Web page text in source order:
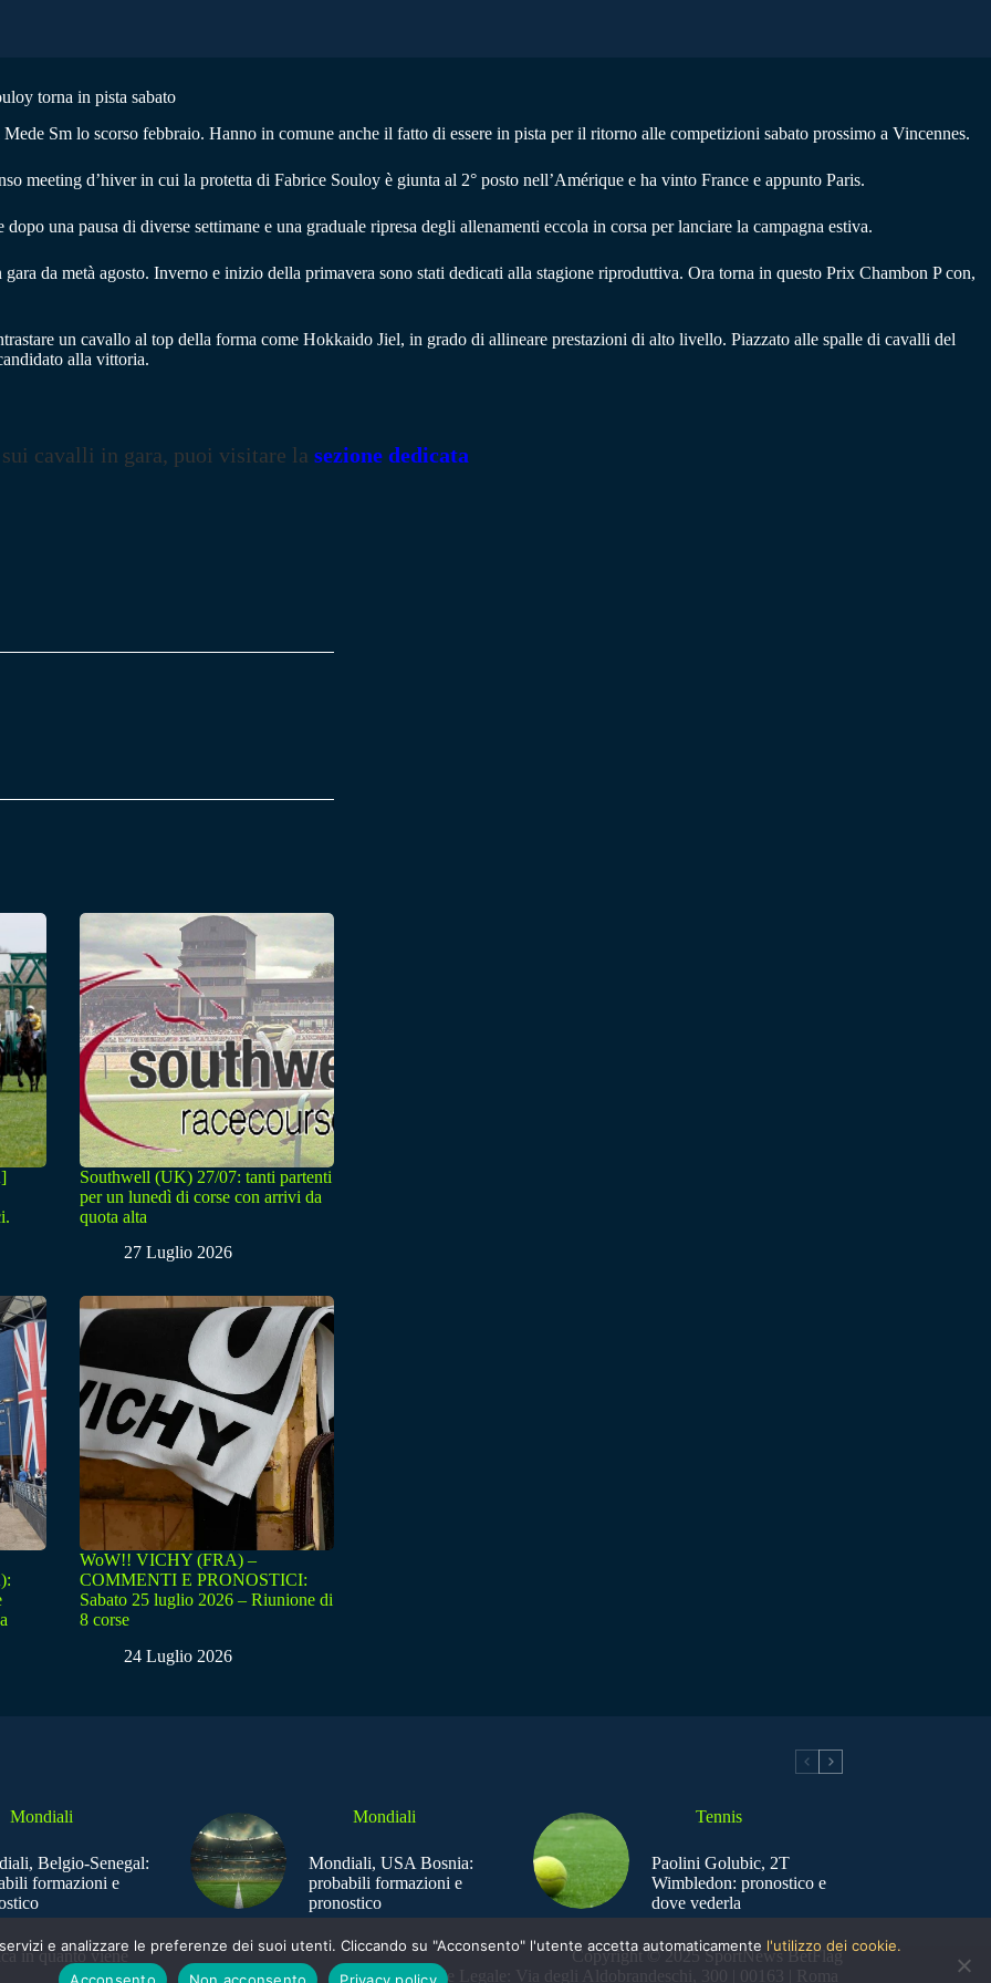
torna in pista sabato
Sm lo scorso febbraio. Hanno in comune anche il fatto di essere in pista per il ritorno alle competizioni sabato prossimo a Vincennes.
meeting d’hiver in cui la protetta di Fabrice Souloy è giunta al 2° posto nell’Amérique e ha vinto France e appunto Paris.
una pausa di diverse settimane e una graduale ripresa degli allenamenti eccola in corsa per lanciare la campagna estiva.
da metà agosto. Inverno e inizio della primavera sono stati dedicati alla stagione riproduttiva. Ora torna in questo Prix Chambon P con,
un cavallo al top della forma come Hokkaido Jiel, in grado di allineare prestazioni di alto livello. Piazzato alle spalle di cavalli del
alla vittoria.
sui cavalli in gara, puoi visitare la sezione dedicata
Southwell (UK) 27/07: tanti partenti
per un lunedì di corse con arrivi da
quota alta
27 Luglio 2026
WoW!! VICHY (FRA) –
COMMENTI E PRONOSTICI:
Sabato 25 luglio 2026 – Riunione di
8 corse
24 Luglio 2026
Mondiali
Belgio-Senegal:
formazioni e
Mondiali
Mondiali, USA Bosnia:
probabili formazioni e
pronostico
Tennis
Paolini Golubic, 2T
Wimbledon: pronostico e
dove vederla
in quanto viene
Copyright © 2025 SportNews BetFlag
Sede Legale: Via degli Aldobrandeschi, 300 | 00163 | Roma
e analizzare le preferenze dei suoi utenti. Cliccando su "Acconsento" l'utente accetta automaticamente l'utilizzo dei cookie.
Acconsento
Non acconsento Privacy policy